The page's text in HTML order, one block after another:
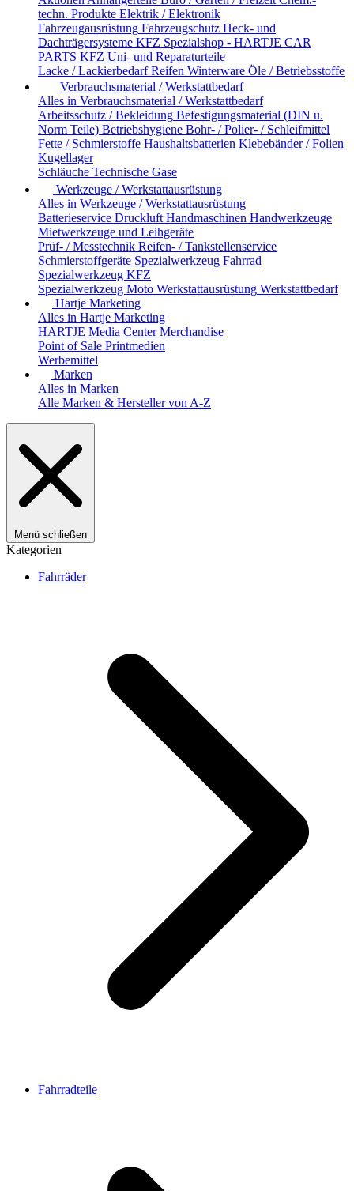
techn. Produkte Elektrik / Elektronik
Fahrzeugausrüstung Fahrzeugschutz Heck- und
Dachträgersysteme KFZ Spezialshop - HARTJE CAR
PARTS KFZ Uni- und Reparaturteile
Lacke / Lackierbedarf Reifen Winterware Öle / Betriebsstoffe
Verbrauchsmaterial / Werkstattbedarf
Alles in Verbrauchsmaterial / Werkstattbedarf
Arbeitsschutz / Bekleidung Befestigungsmaterial (DIN u.
Norm Teile) Betriebshygiene Bohr- / Polier- / Schleifmittel
Fette / Schmierstoffe Haushaltsbatterien Klebebänder / Folien
Kugellager
Schläuche Technische Gase
Werkzeuge / Werkstattausrüstung
Alles in Werkzeuge / Werkstattausrüstung
Batterieservice Druckluft Handmaschinen Handwerkzeuge
Mietwerkzeuge und Leihgeräte
Prüf- / Messtechnik Reifen- / Tankstellenservice
Schmierstoffgeräte Spezialwerkzeug Fahrrad
Spezialwerkzeug KFZ
Spezialwerkzeug Moto Werkstattausrüstung Werkstattbedarf
Hartje Marketing
Alles in Hartje Marketing
HARTJE Media Center Merchandise
Point of Sale Printmedien
Werbemittel
Marken
Alles in Marken
Alle Marken & Hersteller von A-Z
Menü schließen
Kategorien
Fahrräder
Fahrradteile